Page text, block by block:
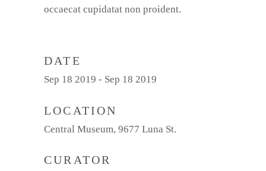
occaecat cupidatat non proident.
DATE
Sep 18 2019 - Sep 18 2019
LOCATION
Central Museum, 9677 Luna St.
CURATOR